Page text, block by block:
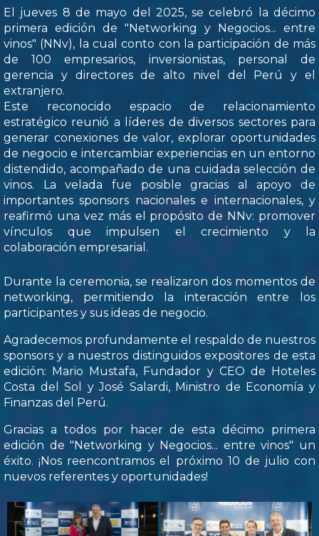
El jueves 8 de mayo del 2025, se celebró la décimo
primera edición de "Networking y Negocios... entre
vinos" (NNv), la cual conto con la participación de más
de 100 empresarios, inversionistas, personal de
gerencia y directores de alto nivel del Perú y el
extranjero.
Este reconocido espacio de relacionamiento
estratégico reunió a líderes de diversos sectores para
generar conexiones de valor, explorar oportunidades
de negocio e intercambiar experiencias en un entorno
distendido, acompañado de una cuidada selección de
vinos. La velada fue posible gracias al apoyo de
importantes sponsors nacionales e internacionales, y
reafirmó una vez más el propósito de NNv: promover
vínculos que impulsen el crecimiento y la
colaboración empresarial.
Durante la ceremonia, se realizaron dos momentos de
networking, permitiendo la interacción entre los
participantes y sus ideas de negocio.
Agradecemos profundamente el respaldo de nuestros
sponsors y a nuestros distinguidos expositores de esta
edición: Mario Mustafa, Fundador y CEO de Hoteles
Costa del Sol y José Salardi, Ministro de Economía y
Finanzas del Perú.
Gracias a todos por hacer de esta décimo primera
edición de "Networking y Negocios... entre vinos" un
éxito. ¡Nos reencontramos el próximo 10 de julio con
nuevos referentes y oportunidades!